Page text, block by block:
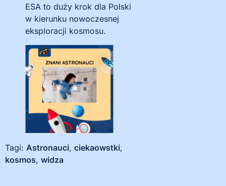
ESA to duży krok dla Polski
w kierunku nowoczesnej
eksploracji kosmosu.
Tagi: Astronauci, ciekaowstki,
kosmos, widza